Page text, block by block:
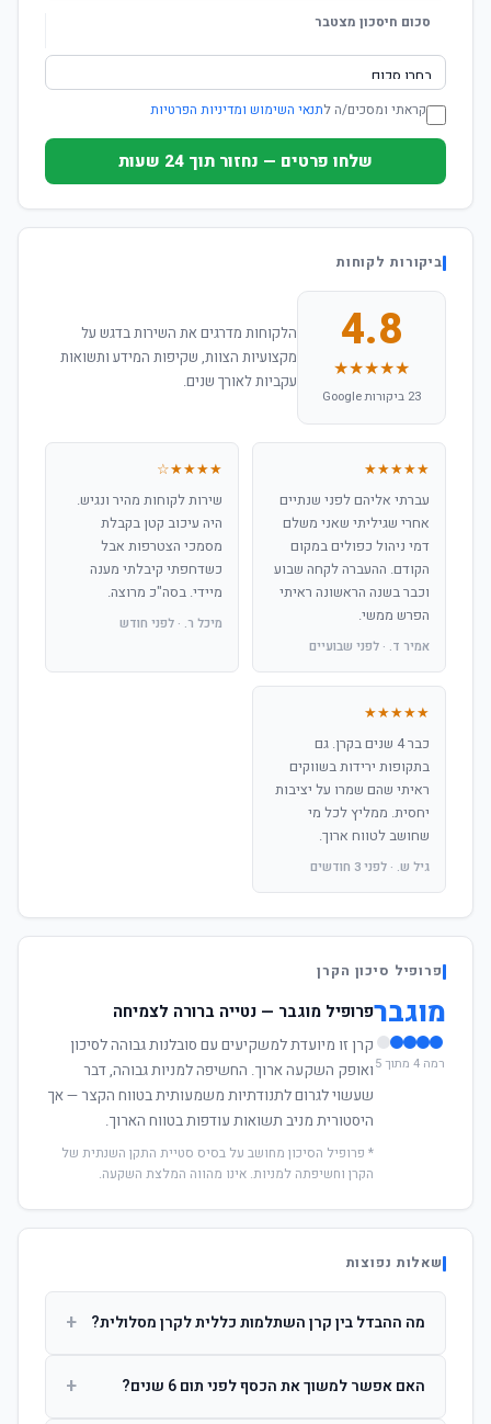
סכום חיסכון מצטבר
קראתי ומסכים/ה לתנאי השימוש ומדיניות הפרטיות
שלחו פרטים — נחזור תוך 24 שעות
ביקורות לקוחות
4.8
★★★★★
23 ביקורות Google
הלקוחות מדרגים את השירות בדגש על
מקצועיות הצוות, שקיפות המידע ותשואות
עקביות לאורך שנים.
★★★★★
עברתי אליהם לפני שנתיים
אחרי שגיליתי שאני משלם
דמי ניהול כפולים במקום
הקודם. ההעברה לקחה שבוע
וכבר בשנה הראשונה ראיתי
הפרש ממשי.
אמיר ד. · לפני שבועיים
★★★★☆
שירות לקוחות מהיר ונגיש.
היה עיכוב קטן בקבלת
מסמכי הצטרפות אבל
כשדחפתי קיבלתי מענה
מיידי. בסה"כ מרוצה.
מיכל ר. · לפני חודש
★★★★★
כבר 4 שנים בקרן. גם
בתקופות ירידות בשווקים
ראיתי שהם שמרו על יציבות
יחסית. ממליץ לכל מי
שחושב לטווח ארוך.
גיל ש. · לפני 3 חודשים
פרופיל סיכון הקרן
מוגבר
רמה 4 מתוך 5
פרופיל מוגבר — נטייה ברורה לצמיחה
קרן זו מיועדת למשקיעים עם סובלנות גבוהה לסיכון
ואופק השקעה ארוך. החשיפה למניות גבוהה, דבר
שעשוי לגרום לתנודתיות משמעותית בטווח הקצר — אך
היסטורית מניב תשואות עודפות בטווח הארוך.
* פרופיל הסיכון מחושב על בסיס סטיית התקן השנתית של
הקרן וחשיפתה למניות. אינו מהווה המלצת השקעה.
שאלות נפוצות
מה ההבדל בין קרן השתלמות כללית לקרן מסלולית? +
ההשקעות. קרן מסלולית עוקבת אחרי מדד ספציפי ומאפשרת
האם אפשר למשוך את הכסף לפני תום 6 שנים? +